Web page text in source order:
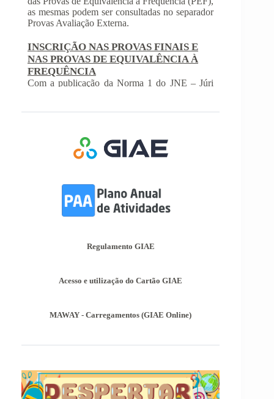
INSCRIÇÃO NAS PROVAS FINAIS E
NAS PROVAS DE EQUIVALÊNCIA À
FREQUÊNCIA
Com a publicação da Norma 1 do JNE – Júri
Nacional de Exames, ficaram definidos os
prazos para inscrição nas provas finais e nas
provas de equivalência à frequência, para
alunos autopropostos do ensino básico.
Nos termos do Artigo 36º da Portaria nº 223-
A/2018, de 3 de Agosto, são afixadas hoje, dia
18 de junho de 2026, as pautas de avaliação do
Informações-Prova Provas de
Equivalência à Frequência (PEF)
Encontram-se publicadas as Informações-Prova
Provas Avaliação Externa.
Regulamento GIAE
Acesso e utilização do Cartão GIAE
MAWAY - Carregamentos (GIAE Online)